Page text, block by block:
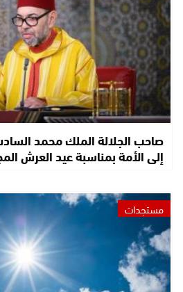
صاحب الجلالة الملك محمد
إلى الأمة بمناسبة عيد العرش
مستجدات